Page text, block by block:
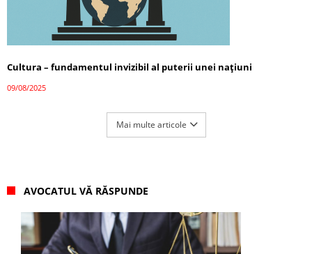
Cultura – fundamentul invizibil al puterii unei națiuni
09/08/2025
Mai multe articole
AVOCATUL VĂ RĂSPUNDE